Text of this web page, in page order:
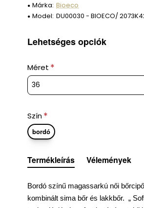
Márka: Bioeco
Model: DU00030 - BIOECO/
Lehetséges opciók
Méret
Szín
bordó
Termékleírás Vélemények
Bordó színű magassarkú női
kombinált sima bőr és lakkbőr. „